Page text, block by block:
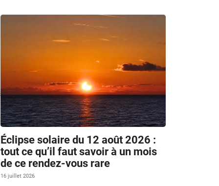
Éclipse solaire du 12 août 2026 :
tout ce qu’il faut savoir à un mois
de ce rendez-vous rare
16 juillet 2026